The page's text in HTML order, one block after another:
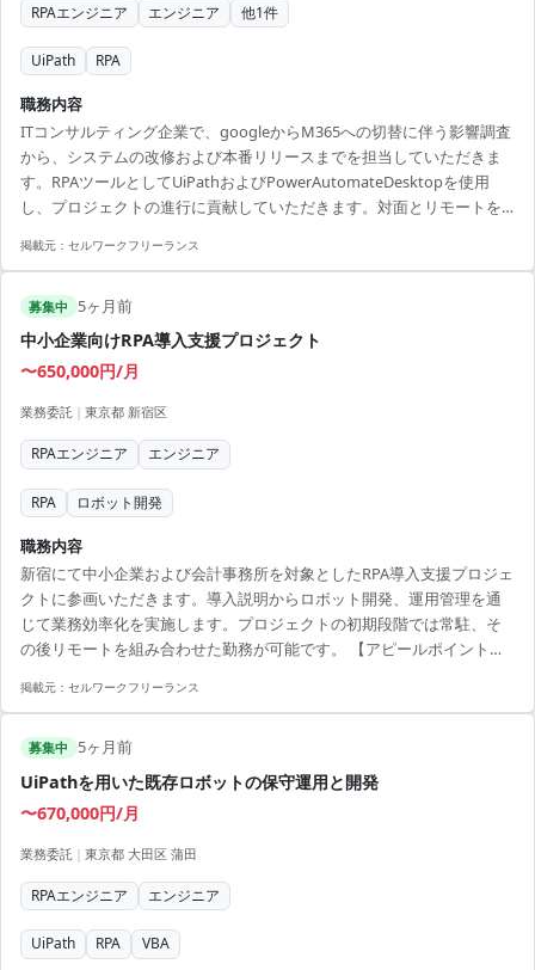
RPAエンジニア エンジニア 他1件
UiPath RPA
職務内容
ITコンサルティング企業で、googleからM365への切替に伴う影響調査
から、システムの改修および本番リリースまでを担当していただきま
す。RPAツールとしてUiPathおよびPowerAutomateDesktopを使用
し、プロジェクトの進行に貢献していただきます。対面とリモートを
容 ・GoogleからM365への切替に伴う影響調査 ・システム改修作業 ・
軟な働き方が可能 ・大規模プロジェクトでキャリアアップ ・RPAスキ
ルを活かせる環境
掲載元： セルワークフリーランス
募集中 5ヶ月前
中小企業向けRPA導入支援プロジェクト
〜650,000円/月
業務委託 | 東京都 新宿区
RPAエンジニア エンジニア
RPA ロボット開発
職務内容
新宿にて中小企業および会計事務所を対象としたRPA導入支援プロジェ
クトに参画いただきます。導入説明からロボット開発、運用管理を通
じて業務効率化を実施します。プロジェクトの初期段階では常駐、そ
の後リモートを組み合わせた勤務が可能です。 【アピールポイント】 -
- 週1～2日のリモート勤務で柔軟な働き方が可能 - コミュニケーション
題解決に貢献可能 - 最先端のRPA技術を駆使したプロジェクトに関与で
きる
掲載元： セルワークフリーランス
募集中 5ヶ月前
UiPathを用いた既存ロボットの保守運用と開発
〜670,000円/月
業務委託 | 東京都 大田区 蒲田
RPAエンジニア エンジニア
UiPath RPA VBA